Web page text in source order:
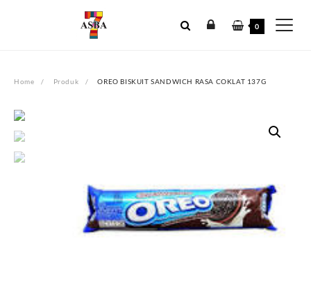
0
Home Produk OREO BISKUIT SANDWICH RASA COKLAT 137G